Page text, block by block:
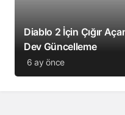
Diablo 2 İçin Çığır
Dev Güncelleme
6 ay önce